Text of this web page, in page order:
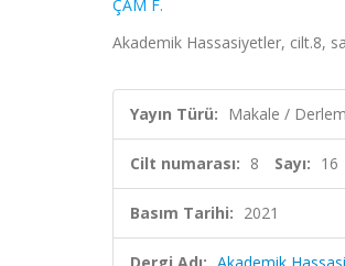
ÇAM F.
Akademik Hassasiyetler, cilt.8,
Yayın Türü: Makale /
Cilt numarası: 8 Sayı: 16
Basım Tarihi: 2021